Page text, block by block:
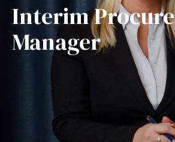
Interim
Manager